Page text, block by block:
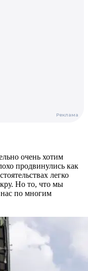
очень хотим
продвинулись как
легко
Но то, что мы
нас по многим